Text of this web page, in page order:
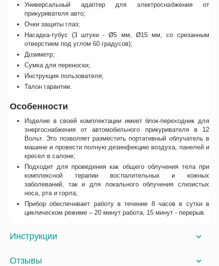
Универсальный адаптер для электроснабжения от
прикуривателя авто;
Очки защиты глаз;
Насадка-тубус (3 штуки - Ø5 мм, Ø15 мм, со срезанным
отверстием под углом 60 градусов);
Дозиметр;
Сумка для переноски;
Инструкция пользователя;
Талон гарантии.
Особенности
Изделие в своей комплектации имеет блок-переходник для
энергоснабжения от автомобильного прикуривателя в 12
Вольт. Это позволяет разместить портативный облучатель в
машине и провести полную дезинфекцию воздуха, панелей и
кресел в салоне;
Подходит для проведения как общего облучения тела при
комплексной терапии воспалительных и кожных
заболеваний, так и для локального облучения слизистых
носа, рта и горла;
Прибор обеспечивает работу в течение 8 часов в сутки в
циклическом режиме – 20 минут работа, 15 минут - перерыв.
Инструкции
Отзывы